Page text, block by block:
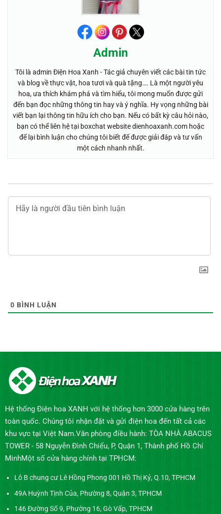
Admin
Tôi là admin Điện Hoa Xanh - Tác giả chuyên viết các bài tin tức
và blog về thực vật, hoa tươi và quà tặng…. Là một người yêu
hoa, ưa thích khám phá và tìm hiểu, tôi mong muốn được gửi
đến bạn đọc những thông tin hay và ý nghĩa. Hy vọng những bài
viết bạn lại thông tin hữu ích cho bạn. Nếu có bất kỳ câu hỏi nào,
bạn có thể liên hệ tại boxchat website dienhoaxanh.com hoặc
để lại bình luận cho chúng tôi biết để được giải đáp và tư vấn
một cách nhanh nhất.
0 BÌNH LUẬN
Hệ thống Điện hoa XANH với hệ thống hơn 3000 cửa hàng trên
toàn quốc. Chúng tôi nhận đặt và gửi điện hoa đến tất cả các
khu vực tại Việt Nam.Văn phòng điều hành: TÒA NHÀ ABACUS
TOWER - 58 Nguyễn Đình Chiểu, P, Quận 1, Thành phố Hồ Chí
MinhMột số cửa hàng chính tại TPHCM:
Lô B chung cư Lê Hồng Phong 001 Hồ Thị Kỷ, Q.10, TPHCM
49A Huỳnh Tịnh Của, Phường 8, Quận 3, TPHCM
146 Đường Số 9, Phường 16, Gò Vấp, TPHCM